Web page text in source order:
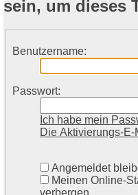
sein, um dieses
Benutzername:
Passwort:
Ich habe mein
Die Aktivierungs-
Angemeldet
Meinen Online-
verbergen